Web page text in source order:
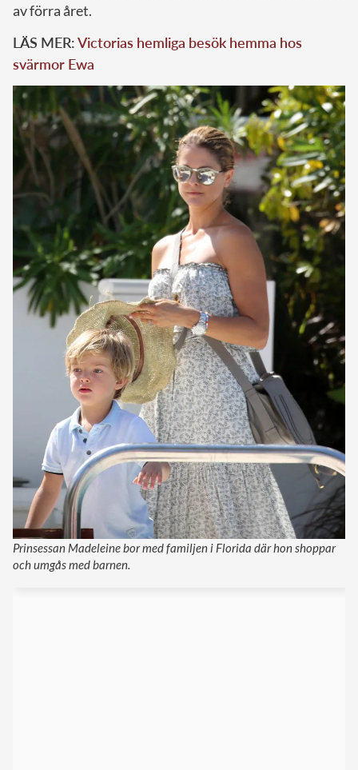
av förra året.
LÄS MER:Victorias hemliga besök hemma hos
svärmor Ewa
Prinsessan Madeleine bor med familjen i Florida där hon shoppar
och umgås med barnen.